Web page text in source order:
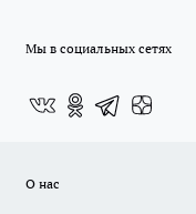
Мы в социальных сетях
О нас